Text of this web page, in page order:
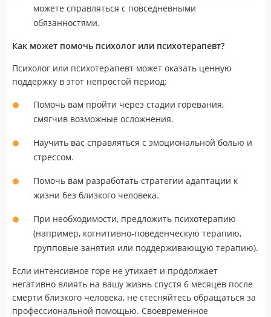
можете справляться с повседневными
обязанностями.
Как может помочь психолог или психотерапевт?
Психолог или психотерапевт может оказать ценную
поддержку в этот непростой период:
Помочь вам пройти через стадии горевания,
смягчив возможные осложнения.
Научить вас справляться с эмоциональной болью и
стрессом.
Помочь вам разработать стратегии адаптации к
жизни без близкого человека.
При необходимости, предложить психотерапию
(например, когнитивно-поведенческую терапию,
групповые занятия или поддерживающую терапию).
Если интенсивное горе не утихает и продолжает
негативно влиять на вашу жизнь спустя 6 месяцев после
смерти близкого человека, не стесняйтесь обращаться за
профессиональной помощью. Своевременное